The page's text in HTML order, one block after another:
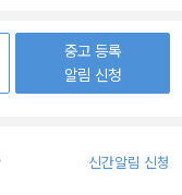
중고 등록
알림 신청
신간알림 신청